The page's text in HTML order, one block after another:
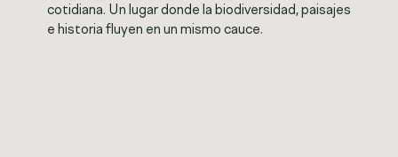
cotidiana. Un lugar donde la biodiversidad, paisajes
e historia fluyen en un mismo cauce.